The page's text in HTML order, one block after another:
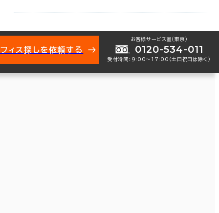
ィス探しを依頼する
お客様サービス室（東京）
0120-534-011
受付時間：9:00〜17:00（土日祝日は除く）